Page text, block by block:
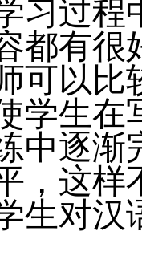
习过程
都有很
可以比
学生在
中逐渐
，这样
生对